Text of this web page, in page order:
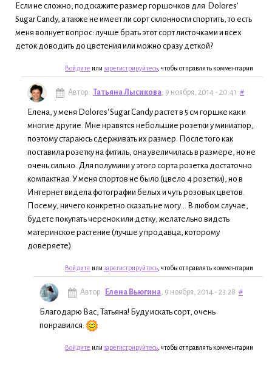
Если не сложно, подскажите размер горшочков для Dolores'
Sugar Candy, а также не имеет ли сорт склонности спортить, то есть
меня волнует вопрос: лучше брать этот сорт листочками и всех
деток доводить до цветения или можно сразу деткой?
Войдите или зарегистрируйтесь , чтобы отправлять комментарии
Автор: Татьяна Лысикова, 9 ноября, 2014 - 20:41 #
Елена, у меня Dolores' Sugar Candy растет в 5 см горшке как и
многие другие. Мне нравятся небольшие розетки у миниатюр,
поэтому стараюсь сдерживать их размер. После того как
поставила розетку на фитиль, она увеличилась в размере, но не
очень сильно. Для полумини у этого сорта розетка достаточно
компактная. У меня спортов не было (цвело 4 розетки), но в
Интернет видела фотографии белых и чуть розовых цветов.
Посему, ничего конкретно сказать не могу... В любом случае,
будете покупать черенок или детку, желательно видеть
материнское растение (лучше у продавца, которому
доверяете).
Войдите или зарегистрируйтесь , чтобы отправлять комментарии
Автор: Елена Вьюгина, 9 ноября, 2014 - 23:28 #
Благодарю Вас, Татьяна! Буду искать сорт, очень
понравился.
Войдите или зарегистрируйтесь , чтобы отправлять комментарии